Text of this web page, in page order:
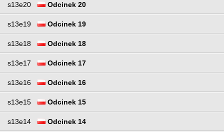
s13e20 Odcinek 20
s13e19 Odcinek 19
s13e18 Odcinek 18
s13e17 Odcinek 17
s13e16 Odcinek 16
s13e15 Odcinek 15
s13e14 Odcinek 14